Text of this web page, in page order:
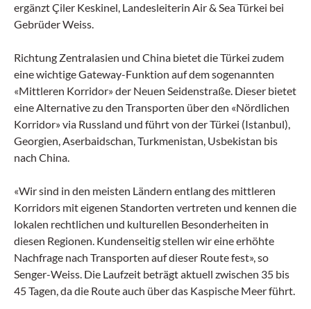
ergänzt Çiler Keskinel, Landesleiterin Air & Sea Türkei bei
Gebrüder Weiss.
Richtung Zentralasien und China bietet die Türkei zudem
eine wichtige Gateway-Funktion auf dem sogenannten
«Mittleren Korridor» der Neuen Seidenstraße. Dieser bietet
eine Alternative zu den Transporten über den «Nördlichen
Korridor» via Russland und führt von der Türkei (Istanbul),
Georgien, Aserbaidschan, Turkmenistan, Usbekistan bis
nach China.
«Wir sind in den meisten Ländern entlang des mittleren
Korridors mit eigenen Standorten vertreten und kennen die
lokalen rechtlichen und kulturellen Besonderheiten in
diesen Regionen. Kundenseitig stellen wir eine erhöhte
Nachfrage nach Transporten auf dieser Route fest», so
Senger-Weiss. Die Laufzeit beträgt aktuell zwischen 35 bis
45 Tagen, da die Route auch über das Kaspische Meer führt.